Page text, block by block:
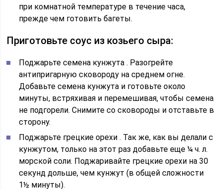
при комнатной температуре в течение часа,
прежде чем готовить багеты.
Приготовьте соус из козьего сыра:
Поджарьте семена кунжута . Разогрейте
антипригарную сковороду на среднем огне.
Добавьте семена кунжута и готовьте около
минуты, встряхивая и перемешивая, чтобы семена
не подгорели. Снимите со сковороды и отставьте в
сторону.
Поджарьте грецкие орехи . Так же, как вы делали с
кунжутом, только на этот раз добавьте еще ¼ ч. л.
морской соли. Поджаривайте грецкие орехи на 30
секунд дольше, чем кунжут (в общей сложности
1½ минуты).